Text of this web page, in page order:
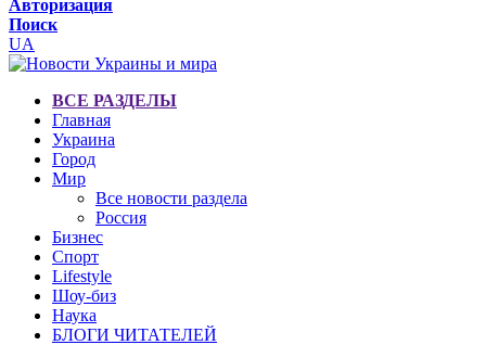
Авторизация
Поиск
UA
ВСЕ РАЗДЕЛЫ
Главная
Украина
Город
Мир
Все новости раздела
Россия
Бизнес
Спорт
Lifestyle
Шоу-биз
Наука
БЛОГИ ЧИТАТЕЛЕЙ